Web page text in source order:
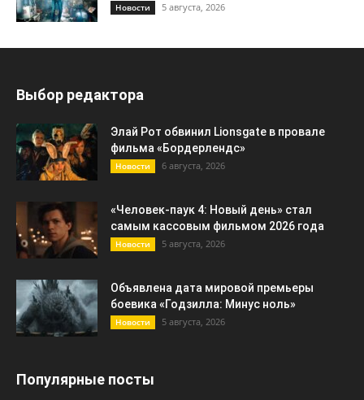
Новости 5 августа, 2026
Выбор редактора
Элай Рот обвинил Lionsgate в провале
фильма «Бордерлендс»
Новости 6 августа, 2026
«Человек-паук 4: Новый день» стал
самым кассовым фильмом 2026 года
Новости 5 августа, 2026
Объявлена дата мировой премьеры
боевика «Годзилла: Минус ноль»
Новости 5 августа, 2026
Популярные посты